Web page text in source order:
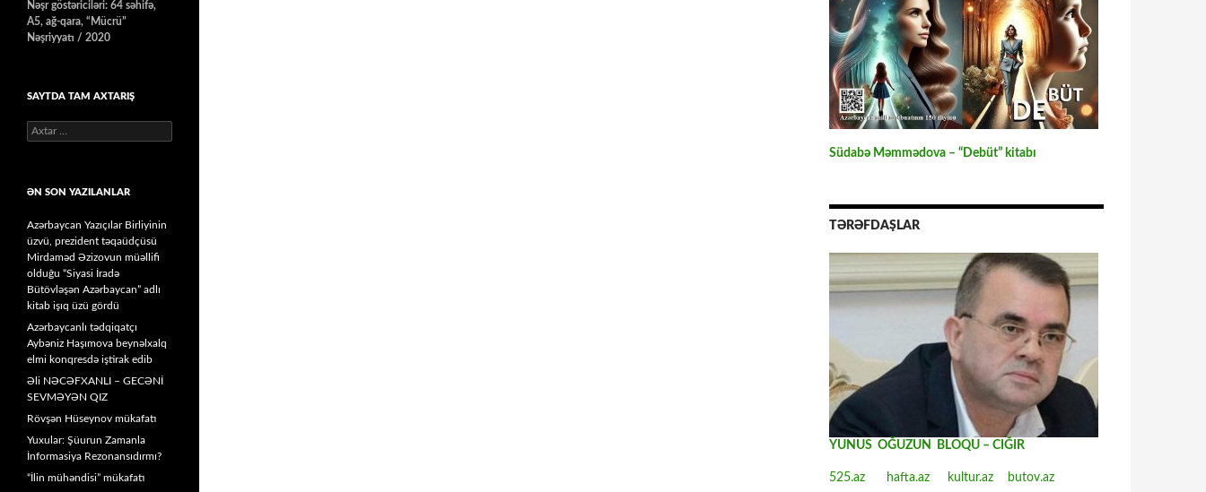
Südabə Məmmədova – “Debüt” kitabı
TƏRƏFDAŞLAR
YUNUS OĞUZUN BLOQU – CIĞIR
525.az hafta.az kultur.az butov.az
Nəşr göstəriciləri: 64 səhifə,
A5, ağ-qara, “Mücrü”
Nəşriyyatı / 2020
SAYTDA TAM AXTARIŞ
Axtarış:
ƏN SON YAZILANLAR
Azərbaycan Yazıçılar Birliyinin
üzvü, prezident təqaüdçüsü
Mirdaməd Əzizovun müəllifi
olduğu “Siyasi İradə
Bütövləşən Azərbaycan” adlı
kitab işıq üzü gördü
Azərbaycanlı tədqiqatçı
Aybəniz Haşımova beynəlxalq
elmi konqresdə iştirak edib
Əli NƏCƏFXANLI – GECƏNİ
SEVMƏYƏN QIZ
Rövşən Hüseynov mükafatı
Yuxular: Şüurun Zamanla
İnformasiya Rezonansıdırmı?
“İlin mühəndisi” mükafatı